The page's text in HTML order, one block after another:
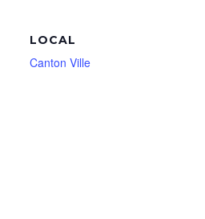
LOCAL
Canton Ville